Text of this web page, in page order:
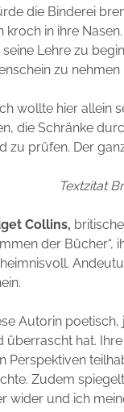
die Binderei
kroch in ihre
Lehre zu
zu nehmen
wollte hier allein
die Schränke
zu prüfen. Der
Textzitat
Collins,
der Bücher“,
Autorin
hat.
Perspektiven
Zudem
wider und ich